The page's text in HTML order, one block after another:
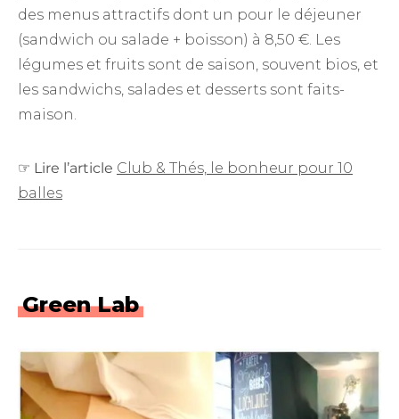
des menus attractifs dont un pour le déjeuner
(sandwich ou salade + boisson) à 8,50 €. Les
légumes et fruits sont de saison, souvent bios, et
les sandwichs, salades et desserts sont faits-
maison.
☞ Lire l’article Club & Thés, le bonheur pour 10
balles
Green Lab